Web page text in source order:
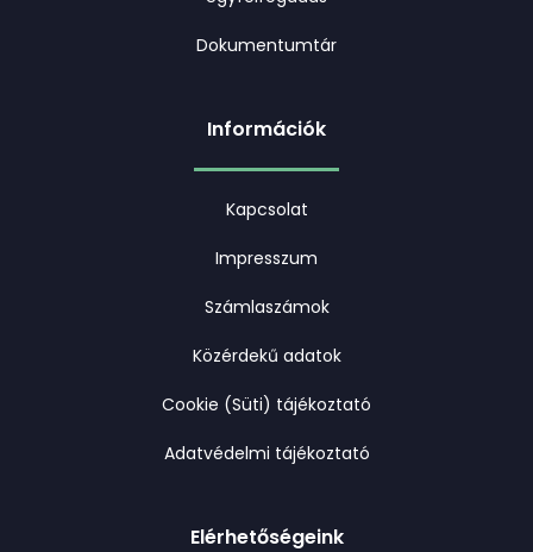
Dokumentumtár
Információk
Kapcsolat
Impresszum
Számlaszámok
Közérdekű adatok
Cookie (Süti) tájékoztató
Adatvédelmi tájékoztató
Elérhetőségeink